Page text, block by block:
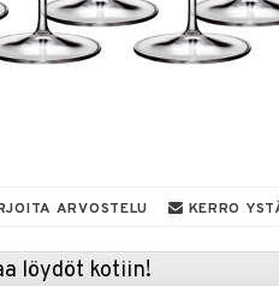
ARVOSTELU KERRO
löydöt kotiin!